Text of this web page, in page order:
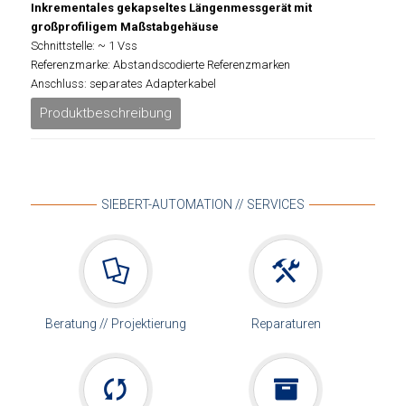
Inkrementales gekapseltes Längenmessgerät mit
großprofiligem Maßstabgehäuse
Schnittstelle: ~ 1 Vss
Referenzmarke: Abstandscodierte Referenzmarken
Anschluss: separates Adapterkabel
Produktbeschreibung
SIEBERT-AUTOMATION // SERVICES
Beratung // Projektierung Reparaturen